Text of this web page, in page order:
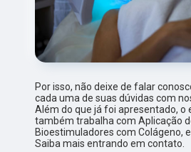
Por isso, não deixe de falar
cada uma de suas dúvidas com
Além do que já foi apresentado, o
também trabalha com Aplicação
Bioestimuladores com Colágeno,
Saiba mais entrando em contato.